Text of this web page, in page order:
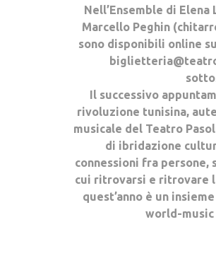
Nell’Ensemble di
Marcello Peghin
sono disponibili online
Il successivo
rivoluzione tunisina,
musicale del Teatro
di ibridazione
connessioni fra persone,
cui ritrovarsi e ritrovare
quest’anno è un
world-music